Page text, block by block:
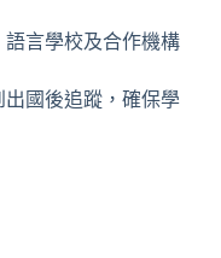
語言學校及合作機構
出國後追蹤，確保學